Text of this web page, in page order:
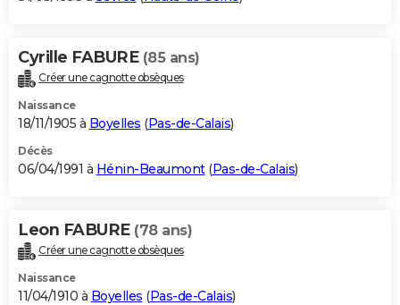
Cyrille FABURE (85 ans)
Créer une cagnotte obsèques
Naissance
18/11/1905 à Boyelles (Pas-de-Calais)
Décès
06/04/1991 à Hénin-Beaumont(Pas-de-Calais)
Leon FABURE (78 ans)
Créer une cagnotte obsèques
Naissance
11/04/1910 à Boyelles (Pas-de-Calais)